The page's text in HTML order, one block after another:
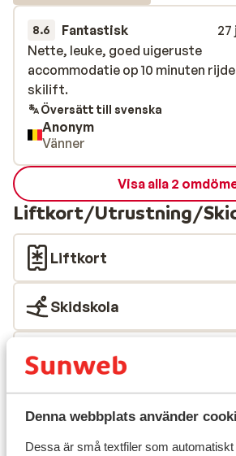
Denna webbplats använder
Dessa är små textfiler som automatiskt
8.6 Fantastisk
27
Nette, leuke, goed uigeruste
accommodatie op 10 minuten
skilift.
Nette, leuke, goed uigeruste
accommodatie op 10 minuten
skilift.
Översätt till svenska
Anonym
Vänner
Visa alla 2
Liftkort/Utrustning/
Liftkort
Skidskola
Utrustning
Andra boenden i Alpe
Domaine Ski